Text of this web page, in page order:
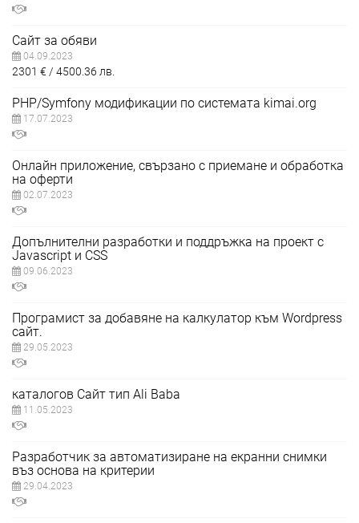
Сайт за обяви
04.09.2023
2301 € 4500.36 лв.
PHP/Symfony модификации по системата kimai.org
17.07.2023
Онлайн приложение, свързано с приемане и обработка
на оферти
02.07.2023
Допълнителни разработки и поддръжка на проект с
Javascript и CSS
09.06.2023
Програмист за добавяне на калкулатор към Wordpress
сайт.
29.05.2023
каталогов Сайт тип Ali Baba
11.05.2023
Разработчик за автоматизиране на екранни снимки
въз основа на критерии
29.04.2023